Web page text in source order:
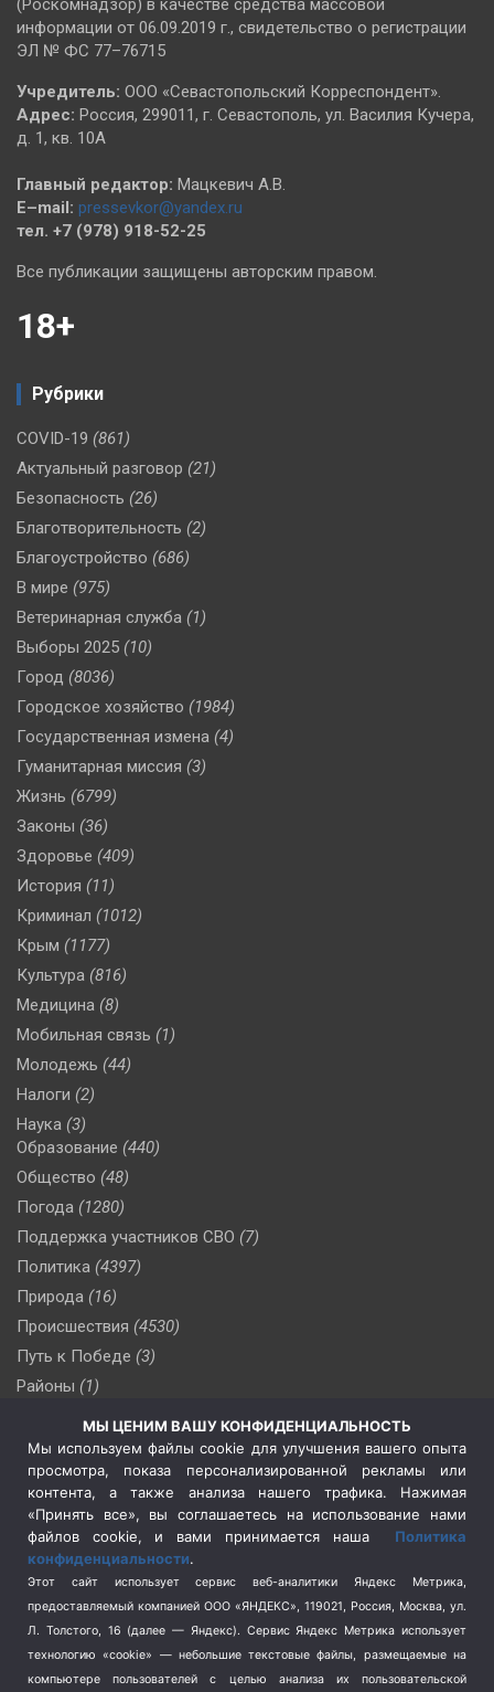
информации от 06.09.2019 г., свидетельство о регистрации
ЭЛ № ФС 77–76715
Учредитель: ООО «Севастопольский Корреспондент».
Адрес: Россия, 299011, г. Севастополь, ул. Василия Кучера,
д. 1, кв. 10А
Главный редактор: Мацкевич А.В.
E–mail: pressevkor@yandex.ru
тел. +7 (978) 918-52-25
Все публикации защищены авторским правом.
18+
Рубрики
COVID-19 (861)
Актуальный разговор (21)
Безопасность (26)
Благотворительность (2)
Благоустройство (686)
В мире (975)
Ветеринарная служба (1)
Выборы 2025 (10)
Город (8036)
Городское хозяйство (1984)
Государственная измена (4)
Гуманитарная миссия (3)
Жизнь (6799)
Законы (36)
Здоровье (409)
История (11)
Криминал (1012)
Крым (1177)
Культура (816)
Медицина (8)
Мобильная связь (1)
Молодежь (44)
Налоги (2)
Наука (3)
Образование (440)
Общество (48)
Погода (1280)
Поддержка участников СВО (7)
Политика (4397)
Природа (16)
Происшествия (4530)
Путь к Победе (3)
Районы (1)
Сельское хозяйство (3)
Социальная политика
(3)
Спецоперация в Украине
Спецоперация на Украине
(404)
Спорт (740)
Терроризм (1)
Транспорт (262)
Туризм (178)
МЫ ЦЕНИМ ВАШУ КОНФИДЕНЦИАЛЬНОСТЬ
Мы используем файлы cookie для улучшения вашего опыта
просмотра, показа персонализированной рекламы или
контента, а также анализа нашего трафика. Нажимая
«Принять все», вы соглашаетесь на использование нами
файлов cookie, и вами принимается наша Политика
конфиденциальности.
Этот сайт использует сервис веб-аналитики Яндекс Метрика,
предоставляемый компанией ООО «ЯНДЕКС», 119021, Россия, Москва, ул.
Л. Толстого, 16 (далее — Яндекс). Сервис Яндекс Метрика использует
технологию «cookie» — небольшие текстовые файлы, размещаемые на
компьютере пользователей с целью анализа их пользовательской